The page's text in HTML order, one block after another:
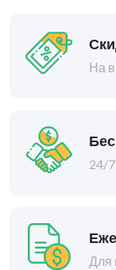
На
24/7
Для